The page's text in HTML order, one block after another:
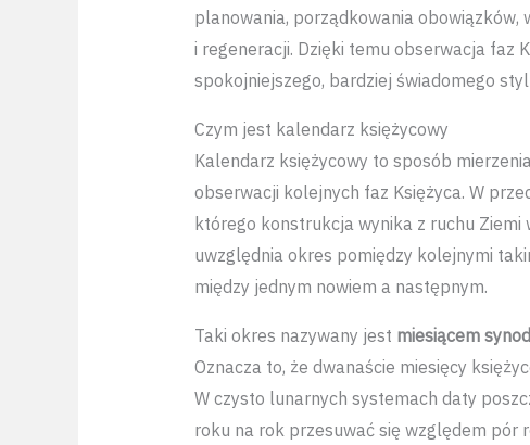
planowania, porządkowania
i regeneracji. Dzięki temu obserwacja faz
spokojniejszego, bardziej świadomego
Czym jest kalendarz księżycowy
Kalendarz księżycowy to sposób
obserwacji kolejnych faz Księżyca. W
którego konstrukcja wynika z ruchu Ziemi
uwzględnia okres pomiędzy kolejnymi
między jednym nowiem a następnym.
Taki okres nazywany jest miesiącem
Oznacza to, że dwanaście miesięcy
W czysto lunarnych systemach daty
roku na rok przesuwać się względem pór